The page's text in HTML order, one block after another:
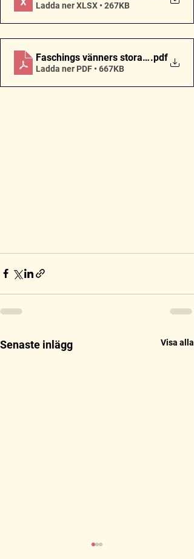
Ladda ner XLSX • 267KB
Faschings vänners stora jazzkryss
.pdf
Ladda ner PDF • 667KB
Senaste inlägg Visa alla